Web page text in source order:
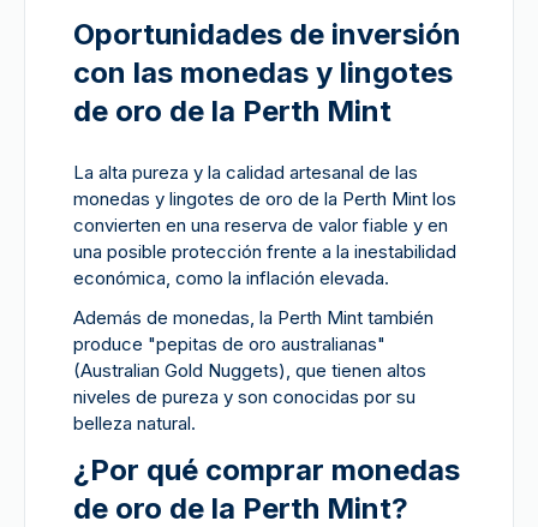
Oportunidades de inversión
con las monedas y lingotes
de oro de la Perth Mint
La alta pureza y la calidad artesanal de las
monedas y lingotes de oro de la Perth Mint los
convierten en una reserva de valor fiable y en
una posible protección frente a la inestabilidad
económica, como la inflación elevada.
Además de monedas, la Perth Mint también
produce "pepitas de oro australianas"
(Australian Gold Nuggets), que tienen altos
niveles de pureza y son conocidas por su
belleza natural.
¿Por qué comprar monedas
de oro de la Perth Mint?